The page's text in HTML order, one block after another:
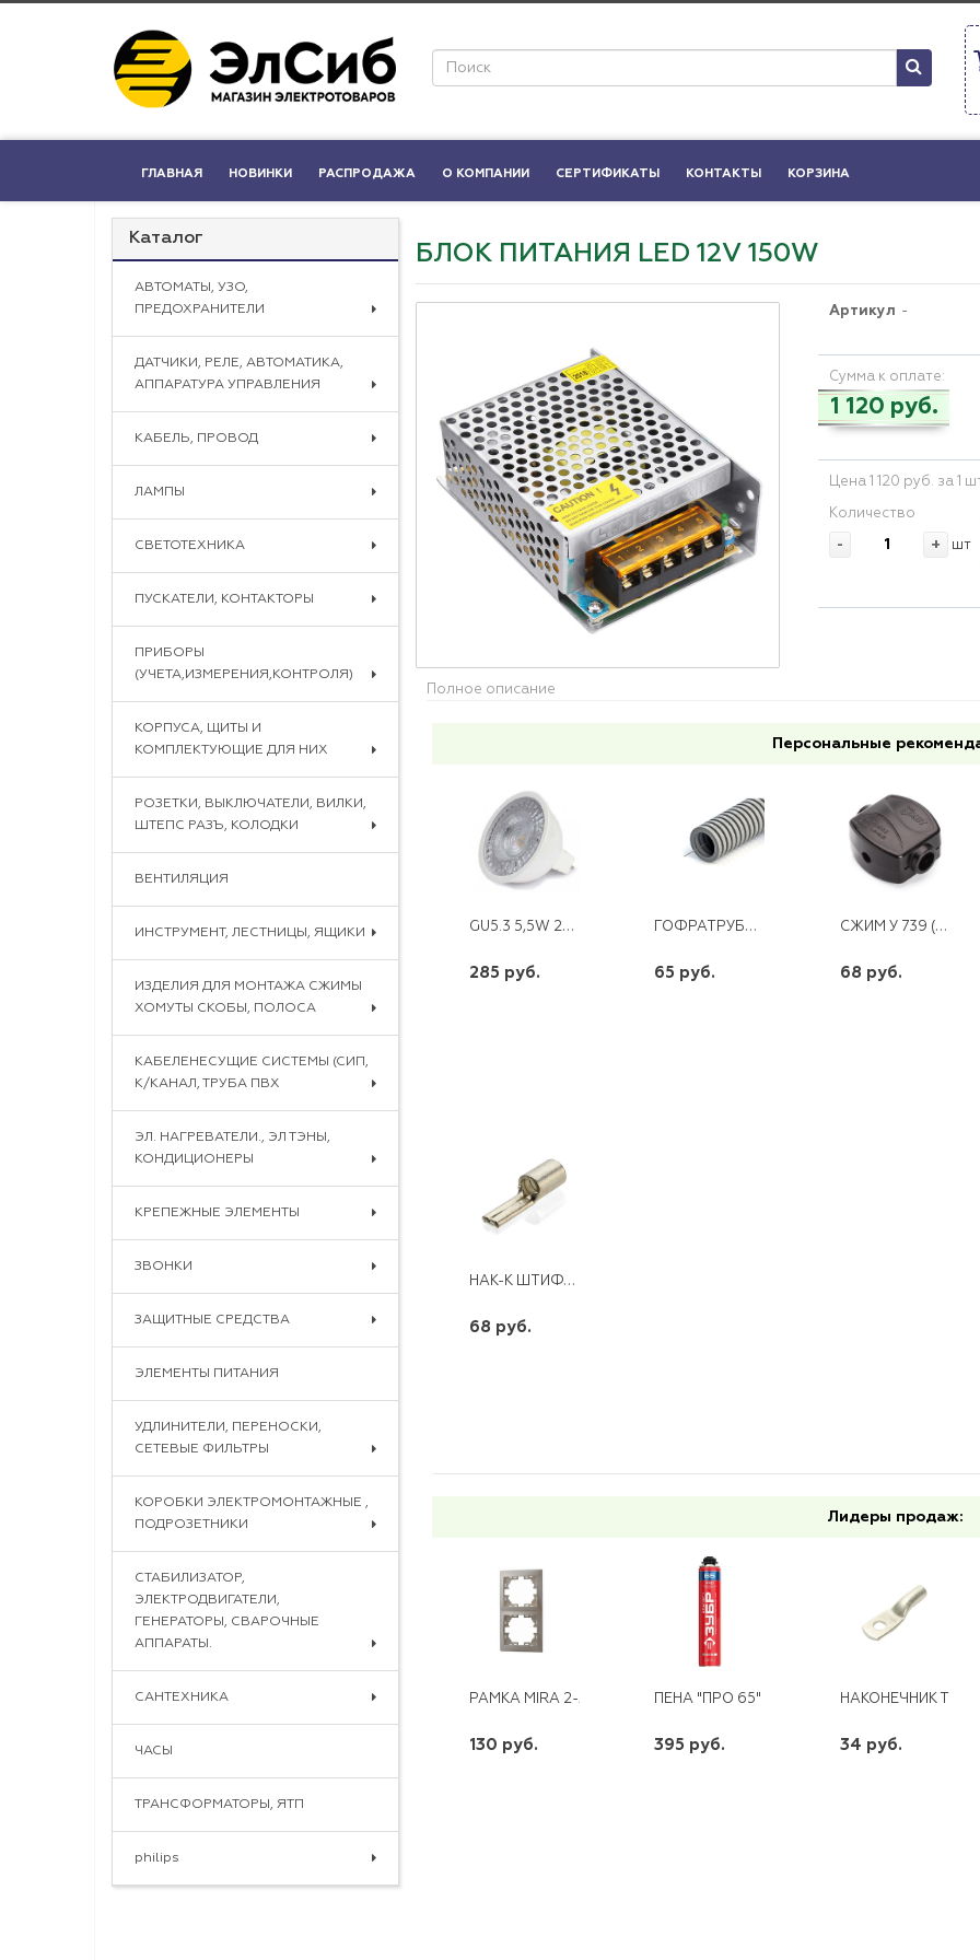
ГЛАВНАЯ НОВИНКИ РАСПРОДАЖА О КОМПАНИИ СЕРТИФИКАТЫ КОНТАКТЫ КОРЗИНА
Каталог
АВТОМАТЫ, УЗО,
ПРЕДОХРАНИТЕЛИ
ДАТЧИКИ, РЕЛЕ, АВТОМАТИКА,
АППАРАТУРА УПРАВЛЕНИЯ
КАБЕЛЬ, ПРОВОД
ЛАМПЫ
СВЕТОТЕХНИКА
ПУСКАТЕЛИ, КОНТАКТОРЫ
ПРИБОРЫ
(УЧЕТА,ИЗМЕРЕНИЯ,КОНТРОЛЯ)
КОРПУСА, ЩИТЫ И
КОМПЛЕКТУЮЩИЕ ДЛЯ НИХ
РОЗЕТКИ, ВЫКЛЮЧАТЕЛИ, ВИЛКИ,
ШТЕПС РАЗЪ, КОЛОДКИ
ВЕНТИЛЯЦИЯ
ИНСТРУМЕНТ, ЛЕСТНИЦЫ, ЯЩИКИ
ИЗДЕЛИЯ ДЛЯ МОНТАЖА СЖИМЫ
ХОМУТЫ СКОБЫ, ПОЛОСА
КАБЕЛЕНЕСУЩИЕ СИСТЕМЫ (СИП,
К/КАНАЛ, ТРУБА ПВХ
ЭЛ. НАГРЕВАТЕЛИ., ЭЛ ТЭНЫ,
КОНДИЦИОНЕРЫ
КРЕПЕЖНЫЕ ЭЛЕМЕНТЫ
ЗВОНКИ
ЗАЩИТНЫЕ СРЕДСТВА
ЭЛЕМЕНТЫ ПИТАНИЯ
УДЛИНИТЕЛИ, ПЕРЕНОСКИ,
СЕТЕВЫЕ ФИЛЬТРЫ
КОРОБКИ ЭЛЕКТРОМОНТАЖНЫЕ ,
ПОДРОЗЕТНИКИ
СТАБИЛИЗАТОР,
ЭЛЕКТРОДВИГАТЕЛИ,
ГЕНЕРАТОРЫ, СВАРОЧНЫЕ
АППАРАТЫ.
САНТЕХНИКА
ЧАСЫ
ТРАНСФОРМАТОРЫ, ЯТП
philips
БЛОК ПИТАНИЯ LED 12V 150W
Артикул -
Сумма к оплате:
1 120 руб.
Цена 1 120 руб. за 1
Количество
- + шт
Полное описание
Персональные
GU5.3 5,5W 220V LED LENS 4100K ELEMENTARY GAUSS ( 3 ЛАМПЫ)
285 руб.
ГОФРАТРУБА 40 (15)*
65 руб.
СЖИМ У 739 (4-10) (1,5-2,5)
68 руб.
НАК-К ШТИФТОВОЙ ПЛОСКИЙ НШП-25
68 руб.
Лидеры продаж:
РАМКА MIRA 2-АЯ ВЕРТИКАЛЬНАЯ КРЕМОВАЯ
130 руб.
ПЕНА "ПРО 65" ПРОФЕССИОНАЛЬНАЯ
395 руб.
НАКОНЕЧНИК ТМЛ
34 руб.